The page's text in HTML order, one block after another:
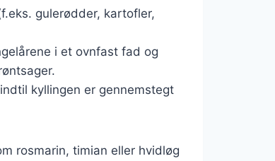
gulerødder, kartofler,
i et ovnfast fad og
kyllingen er gennemstegt
rosmarin, timian eller hvidløg